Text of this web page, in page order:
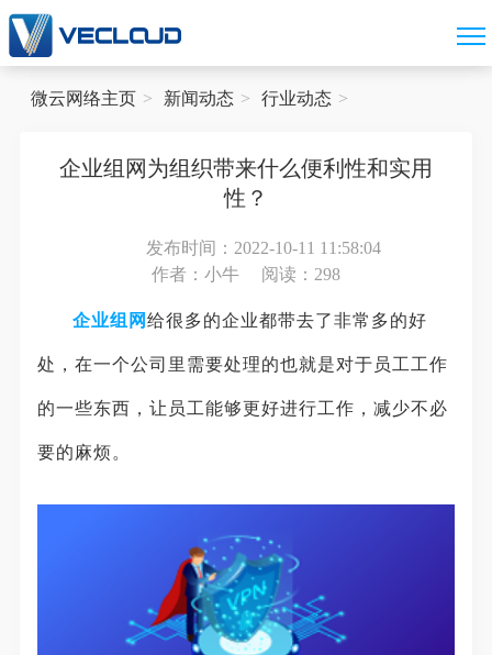
微云网络主页 新闻动态 行业动态
企业组网为组织带来什么便利性和实用
性？
发布时间：2022-10-11 11:58:04
作者：小牛
阅读：298
企业组网‍给很多的企业都带去了非常多的好
处，在一个公司里需要处理的也就是对于员工工作
的一些东西，让员工能够更好进行工作，减少不必
要的麻烦。